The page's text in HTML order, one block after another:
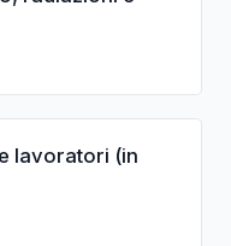
lavoratori (in